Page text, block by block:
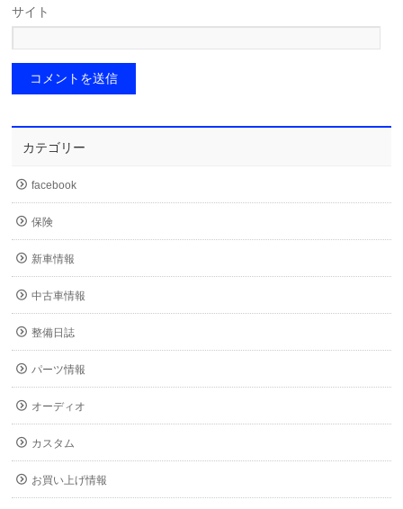
サイト
カテゴリー
facebook
保険
新車情報
中古車情報
整備日誌
パーツ情報
オーディオ
カスタム
お買い上げ情報